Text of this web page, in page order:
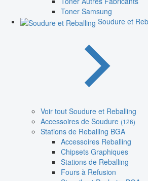
Toner Samsung
Soudure et
Voir tout Soudure et Reballing
Accessoires de Soudure (126)
Stations de Reballing BGA
Accessoires Reballing
Chipsets Graphiques
Stations de Reballing
Fours à Refusion